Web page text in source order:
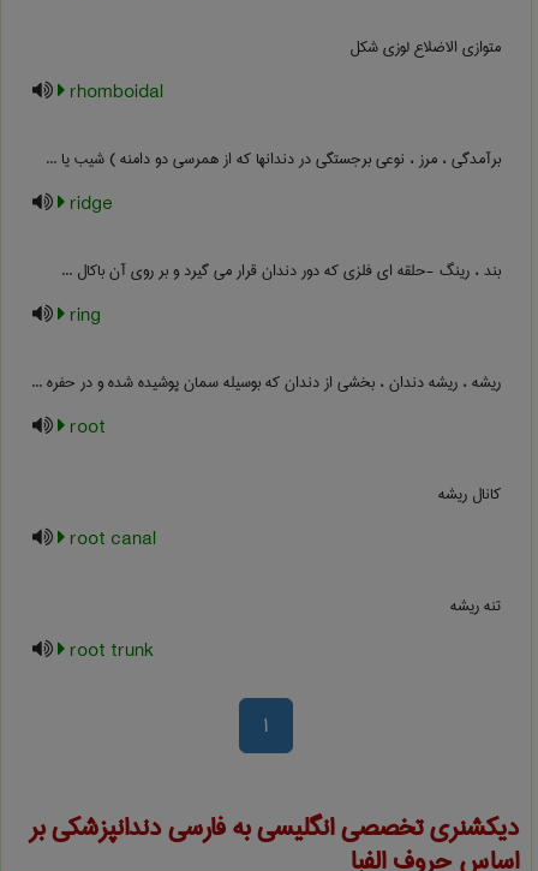
متوازی الاضلاع لوزی شکل
rhomboidal
برآمدگی ، مرز ، نوعی برجستگی در دندانها که از همرسی دو دامنه ) شیب یا ...
ridge
بند ، رینگ -حلقه ای فلزی که دور دندان قرار می گیرد و بر روی آن باکال ...
ring
ریشه ، ریشه دندان ، بخشی از دندان که بوسیله سمان پوشیده شده و در حفره ...
root
کانال ریشه
root canal
تنه ریشه
root trunk
1
دیکشنری تخصصی انگلیسی به فارسیدندانپزشكیبر
اساس حروف الفبا